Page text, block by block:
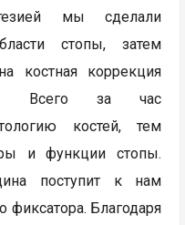
мы сделали
стопы, затем
костная коррекция
Всего за час
костей, тем
и функции стопы.
поступит к нам
фиксатора. Благодаря